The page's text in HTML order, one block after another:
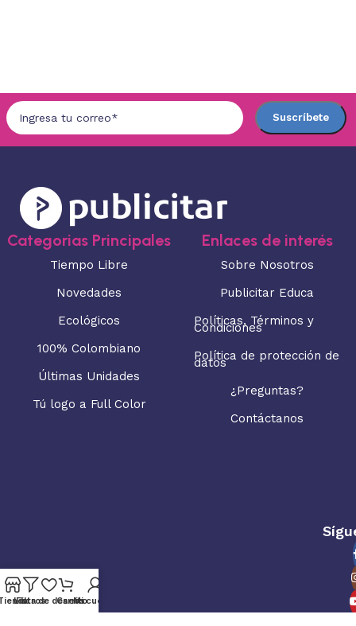
Categorias Principales
Tiempo Libre
Novedades
Ecológicos
100% Colombiano
Últimas Unidades
Tú logo a Full Color
Enlaces de interés
Sobre Nosotros
Publicitar Educa
Políticas, Términos y
Condiciones
Política de protección de
datos
¿Preguntas?
Contáctanos
Filtros
Lista de deseos
CarritoMi cuenta